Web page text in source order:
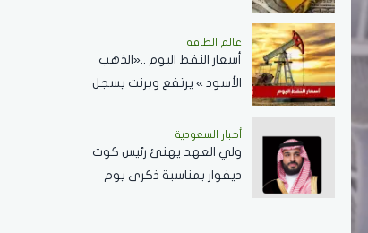
ريال
عالم الطاقة
أسعار النفط اليوم ..«الذهب
الأسود » يرتفع وبرنت يسجل
أخبار السعودية
ولي العهد يهنئ رئيس كوت
ديفوار بمناسبة ذكرى يوم